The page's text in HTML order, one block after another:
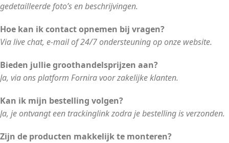
gedetailleerde foto’s en beschrijvingen.
Hoe kan ik contact opnemen bij vragen?
Via live chat, e-mail of 24/7 ondersteuning op onze website.
Bieden jullie groothandelsprijzen aan?
Ja, via ons platform Fornira voor zakelijke klanten.
Kan ik mijn bestelling volgen?
Ja, je ontvangt een trackinglink zodra je bestelling is verzonden.
Zijn de producten makkelijk te monteren?